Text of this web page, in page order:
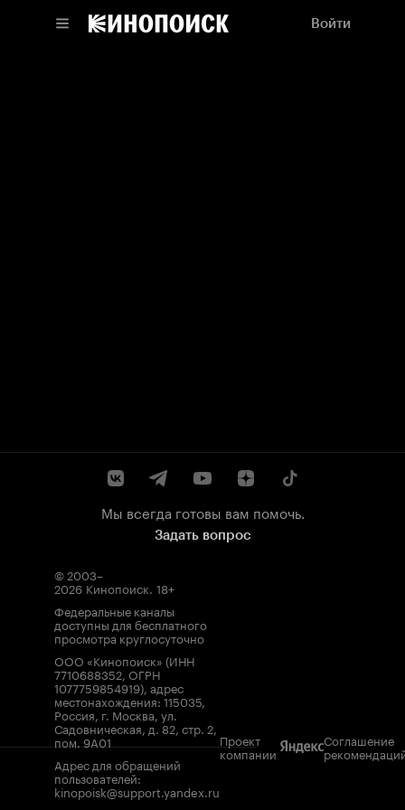
Войти
Мы всегда готовы вам помочь.
Задать вопрос
© 2003–
2026 Кинопоиск. 18+
Федеральные каналы
доступны для бесплатного
просмотра круглосуточно
ООО «Кинопоиск» (ИНН
7710688352, ОГРН
1077759854919), адрес
местонахождения: 115035,
Россия, г. Москва, ул.
Садовническая, д. 82, стр. 2,
пом. 9А01
Адрес для обращений
пользователей:
kinopoisk@support.yandex.ru
Проект
компании
Соглашение